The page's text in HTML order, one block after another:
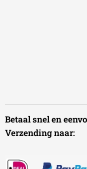
Betaal snel
Verzending naar: